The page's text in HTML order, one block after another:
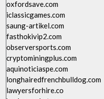
oxfordsave.com
iclassicgames.com
saung-artikel.com
fasthokivip2.com
observersports.com
cryptominingplus.com
aquinoticiaspe.com
longhairedfrenchbulldog.com
lawyersforhire.co